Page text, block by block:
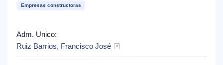
Empresas constructoras
Adm. Unico:
Ruiz Barrios, Francisco José